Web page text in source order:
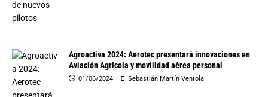
Agroactiva 2024: Aerotec presentará innovaciones en
Aviación Agrícola y movilidad aérea personal
01/06/2024 Sebastián Martín Ventola